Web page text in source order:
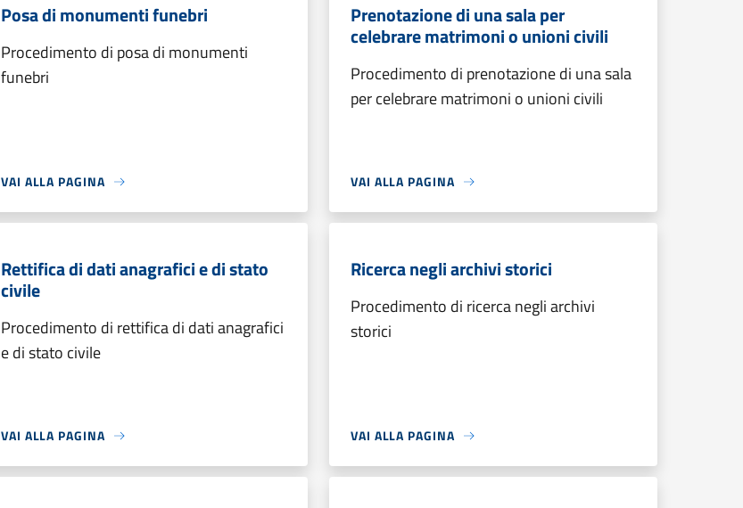
Posa di monumenti funebri
Procedimento di posa di monumenti
funebri
VAI ALLA PAGINA
Prenotazione di una sala per
celebrare matrimoni o unioni civili
Procedimento di prenotazione di una sala
per celebrare matrimoni o unioni civili
VAI ALLA PAGINA
Rettifica di dati anagrafici e di stato
civile
Procedimento di rettifica di dati anagrafici
e di stato civile
VAI ALLA PAGINA
Ricerca negli archivi storici
Procedimento di ricerca negli archivi
storici
VAI ALLA PAGINA